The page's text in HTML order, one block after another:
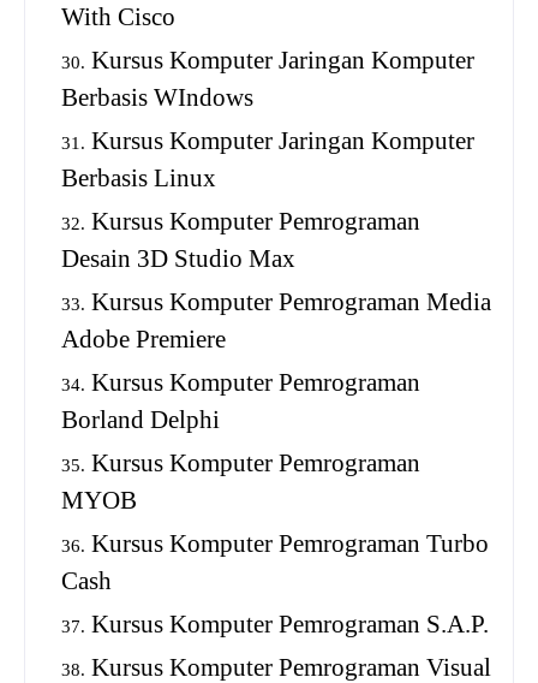
With Cisco
Kursus Komputer Jaringan Komputer
Berbasis WIndows
Kursus Komputer Jaringan Komputer
Berbasis Linux
Kursus Komputer Pemrograman
Desain 3D Studio Max
Kursus Komputer Pemrograman Media
Adobe Premiere
Kursus Komputer Pemrograman
Borland Delphi
Kursus Komputer Pemrograman
MYOB
Kursus Komputer Pemrograman Turbo
Cash
Kursus Komputer Pemrograman S.A.P.
Kursus Komputer Pemrograman Visual